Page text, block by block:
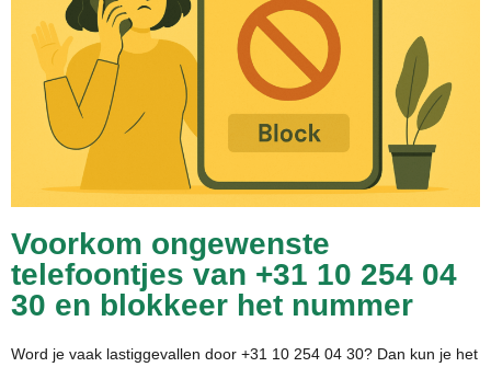
Voorkom ongewenste
telefoontjes van +31 10 254 04
30 en blokkeer het nummer
Word je vaak lastiggevallen door +31 10 254 04 30? Dan kun je het